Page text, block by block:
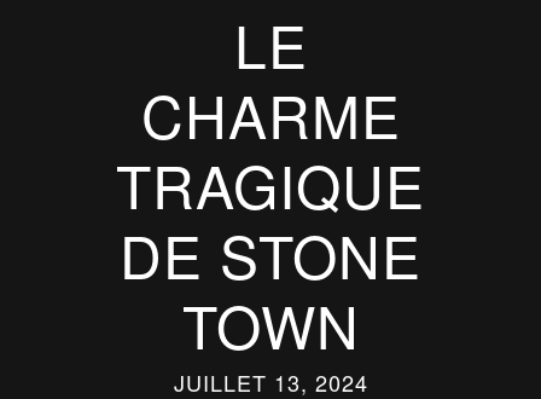
LE
CHARME
TRAGIQUE
DE STONE
TOWN
JUILLET 13, 2024